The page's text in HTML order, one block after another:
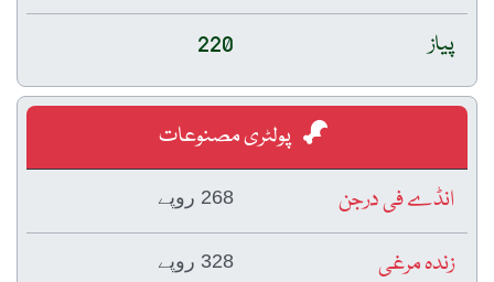
پیاز
220
پولٹری مصنوعات
انڈے فی درجن
268 روپے
زندہ مرغی 328 روپے